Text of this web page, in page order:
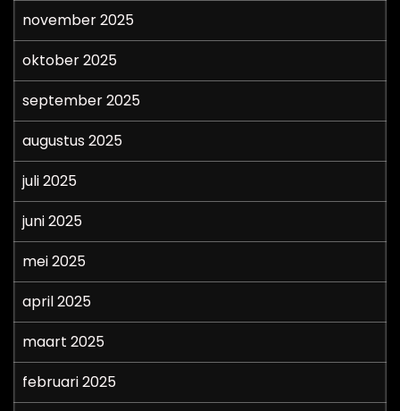
november 2025
oktober 2025
september 2025
augustus 2025
juli 2025
juni 2025
mei 2025
april 2025
maart 2025
februari 2025